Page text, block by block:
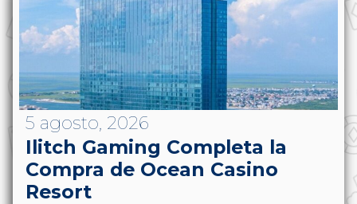
5 agosto, 2026
Ilitch Gaming Completa la
Compra de Ocean Casino
Resort